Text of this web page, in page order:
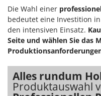
Zephir
ZGrills
Zodiac
Zomax
Die Wahl einer
bedeutet eine Investition
den intensiven Einsatz.
Seite und wählen Sie das
Alles rundum
Produktauswahl